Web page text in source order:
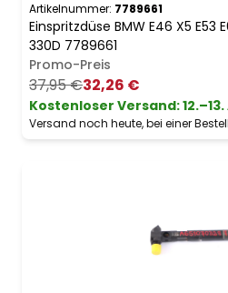
Artikelnummer: 7789661
Einspritzdüse BMW E46 X5 E53
330D 7789661
Promo-Preis
37,95 €32,26 €
Kostenloser Versand:
Versand noch heute, bei einer